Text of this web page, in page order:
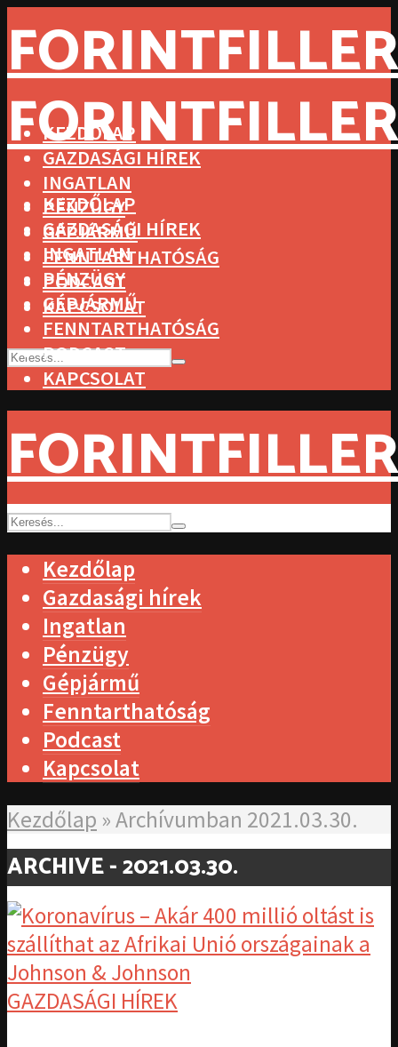
KEZDŐLAP
GAZDASÁGI HÍREK
INGATLAN
PÉNZÜGY
GÉPJÁRMŰ
FENNTARTHATÓSÁG
PODCAST
KAPCSOLAT
KEZDŐLAP
GAZDASÁGI HÍREK
INGATLAN
PÉNZÜGY
GÉPJÁRMŰ
FENNTARTHATÓSÁG
PODCAST
KAPCSOLAT
Kezdőlap
Gazdasági hírek
Ingatlan
Pénzügy
Gépjármű
Fenntarthatóság
Podcast
Kapcsolat
Kezdőlap »Archívumban 2021.03.30.
ARCHIVE - 2021.03.30.
GAZDASÁGI HÍREK